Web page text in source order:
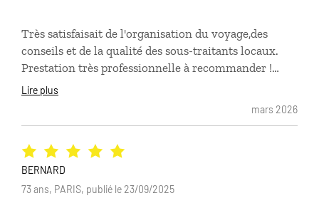
Très satisfaisait de l'organisation du voyage,des
conseils et de la qualité des sous-traitants locaux.
Prestation très professionnelle à recommander !
Note générale 8/10
Lire plus
mars 2026
BERNARD
73 ans, PARIS, publié le 23/09/2025